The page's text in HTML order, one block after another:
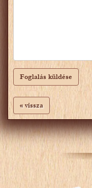
Foglalás küldése
« vissza